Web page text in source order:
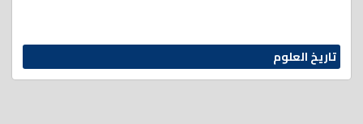
تاريخ العلوم